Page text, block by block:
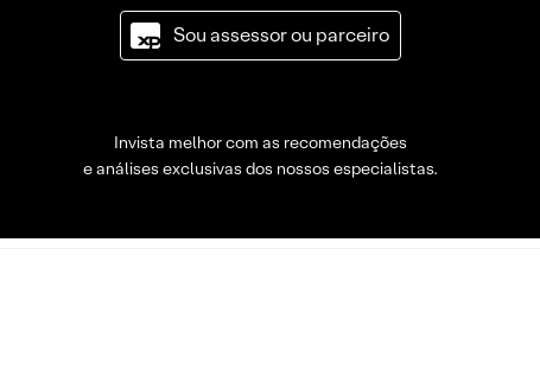
Sou assessor ou parceiro
Invista melhor com as recomendações
e análises exclusivas dos nossos especialistas.